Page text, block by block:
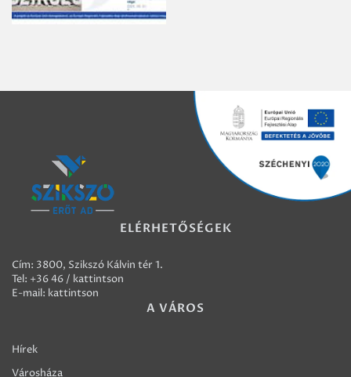
ELÉRHETŐSÉGEK
Cím: 3800, Szikszó Kálvin tér 1.
Tel: +36 46 / kattintson
E-mail: kattintson
A VÁROS
Hírek
Városháza